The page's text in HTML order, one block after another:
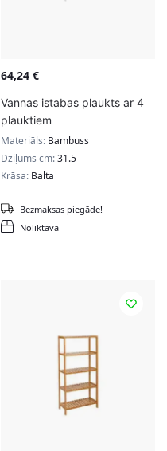
64,24 €
Vannas istabas plaukts ar 4
plauktiem
Materiāls: Bambuss
Dziļums cm:31.5
Krāsa: Balta
Noliktavā
Bezmaksas piegāde!